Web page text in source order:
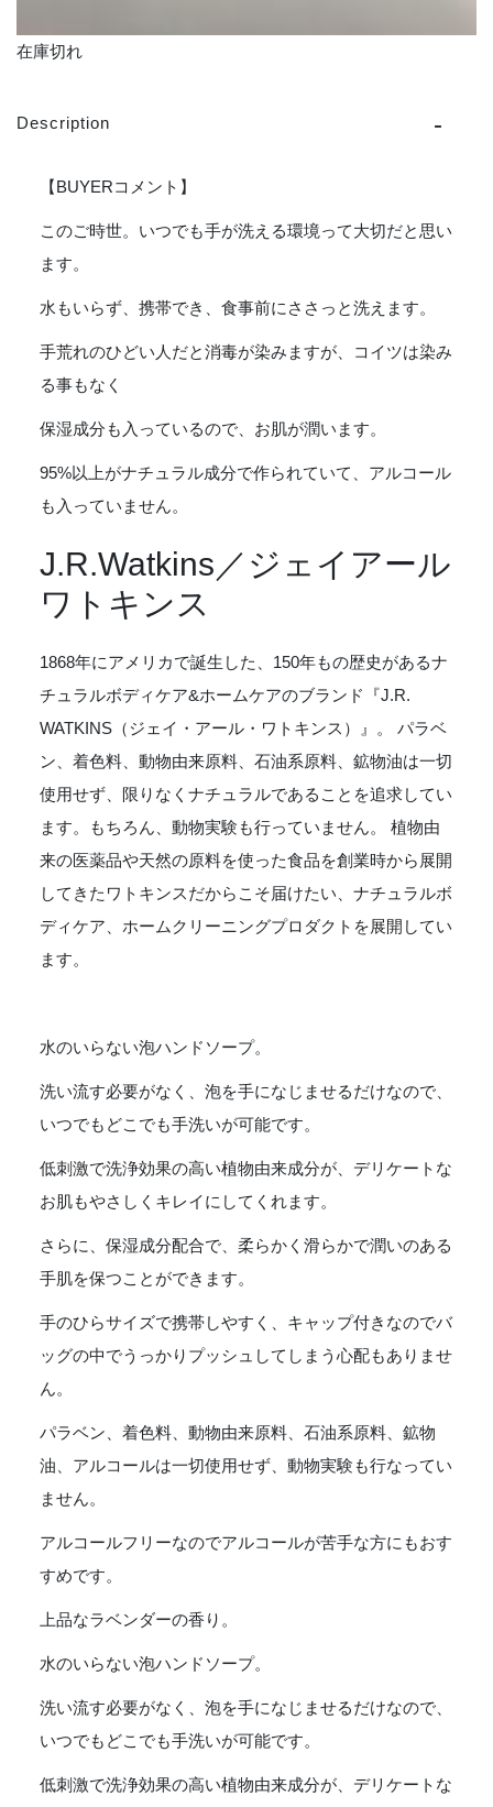
在庫切れ
Description
【BUYERコメント】
このご時世。いつでも手が洗える環境って大切だと思い
ます。
水もいらず、携帯でき、食事前にささっと洗えます。
手荒れのひどい人だと消毒が染みますが、コイツは染み
る事もなく
保湿成分も入っているので、お肌が潤います。
95%以上がナチュラル成分で作られていて、アルコール
も入っていません。
J.R.Watkins／ジェイアール
ワトキンス
1868年にアメリカで誕生した、150年もの歴史があるナ
チュラルボディケア&ホームケアのブランド『J.R.
WATKINS（ジェイ・アール・ワトキンス）』。 パラベ
ン、着色料、動物由来原料、石油系原料、鉱物油は一切
使用せず、限りなくナチュラルであることを追求してい
ます。もちろん、動物実験も行っていません。 植物由
来の医薬品や天然の原料を使った食品を創業時から展開
してきたワトキンスだからこそ届けたい、ナチュラルボ
ディケア、ホームクリーニングプロダクトを展開してい
ます。
水のいらない泡ハンドソープ。
洗い流す必要がなく、泡を手になじませるだけなので、
いつでもどこでも手洗いが可能です。
低刺激で洗浄効果の高い植物由来成分が、デリケートな
お肌もやさしくキレイにしてくれます。
さらに、保湿成分配合で、柔らかく滑らかで潤いのある
手肌を保つことができます。
手のひらサイズで携帯しやすく、キャップ付きなのでバ
ッグの中でうっかりプッシュしてしまう心配もありませ
ん。
パラベン、着色料、動物由来原料、石油系原料、鉱物
油、アルコールは一切使用せず、動物実験も行なってい
ません。
アルコールフリーなのでアルコールが苦手な方にもおす
すめです。
上品なラベンダーの香り。
水のいらない泡ハンドソープ。
洗い流す必要がなく、泡を手になじませるだけなので、
いつでもどこでも手洗いが可能です。
低刺激で洗浄効果の高い植物由来成分が、デリケートな